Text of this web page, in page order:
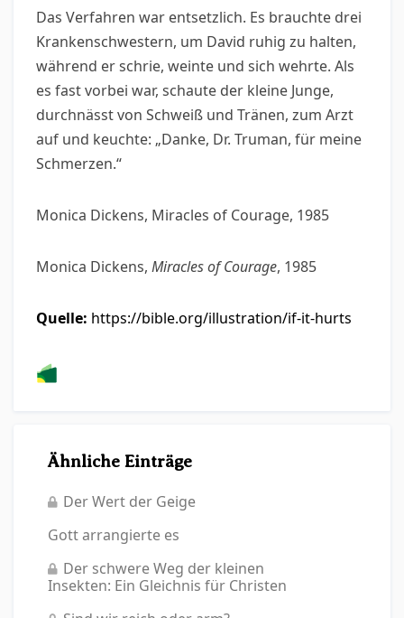
Das Verfahren war entsetzlich. Es brauchte drei
Krankenschwestern, um David ruhig zu halten,
während er schrie, weinte und sich wehrte. Als
es fast vorbei war, schaute der kleine Junge,
durchnässt von Schweiß und Tränen, zum Arzt
auf und keuchte: „Danke, Dr. Truman, für meine
Schmerzen.“
Monica Dickens, Miracles of Courage, 1985
Monica Dickens, Miracles of Courage, 1985
Quelle: https://bible.org/illustration/if-it-hurts
Ähnliche Einträge
Der Wert der Geige
Gott arrangierte es
Der schwere Weg der kleinen
Insekten: Ein Gleichnis für Christen